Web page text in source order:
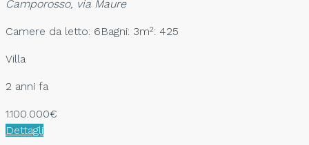
Camporosso, via Maure
Camere da letto: 6Bagni: 3m²: 425
Villa
2 anni fa
1.100.000€
Dettagli